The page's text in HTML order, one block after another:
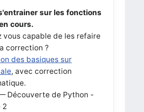
sur les fonctions
cours.
vous capable de les refaire
correction ?
des basiques sur
, avec correction
Découverte de Python -
2